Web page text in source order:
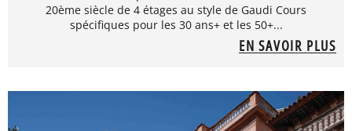
20ème siècle de 4 étages au style de Gaudi Cours
spécifiques pour les 30 ans+ et les 50+...
EN SAVOIR PLUS